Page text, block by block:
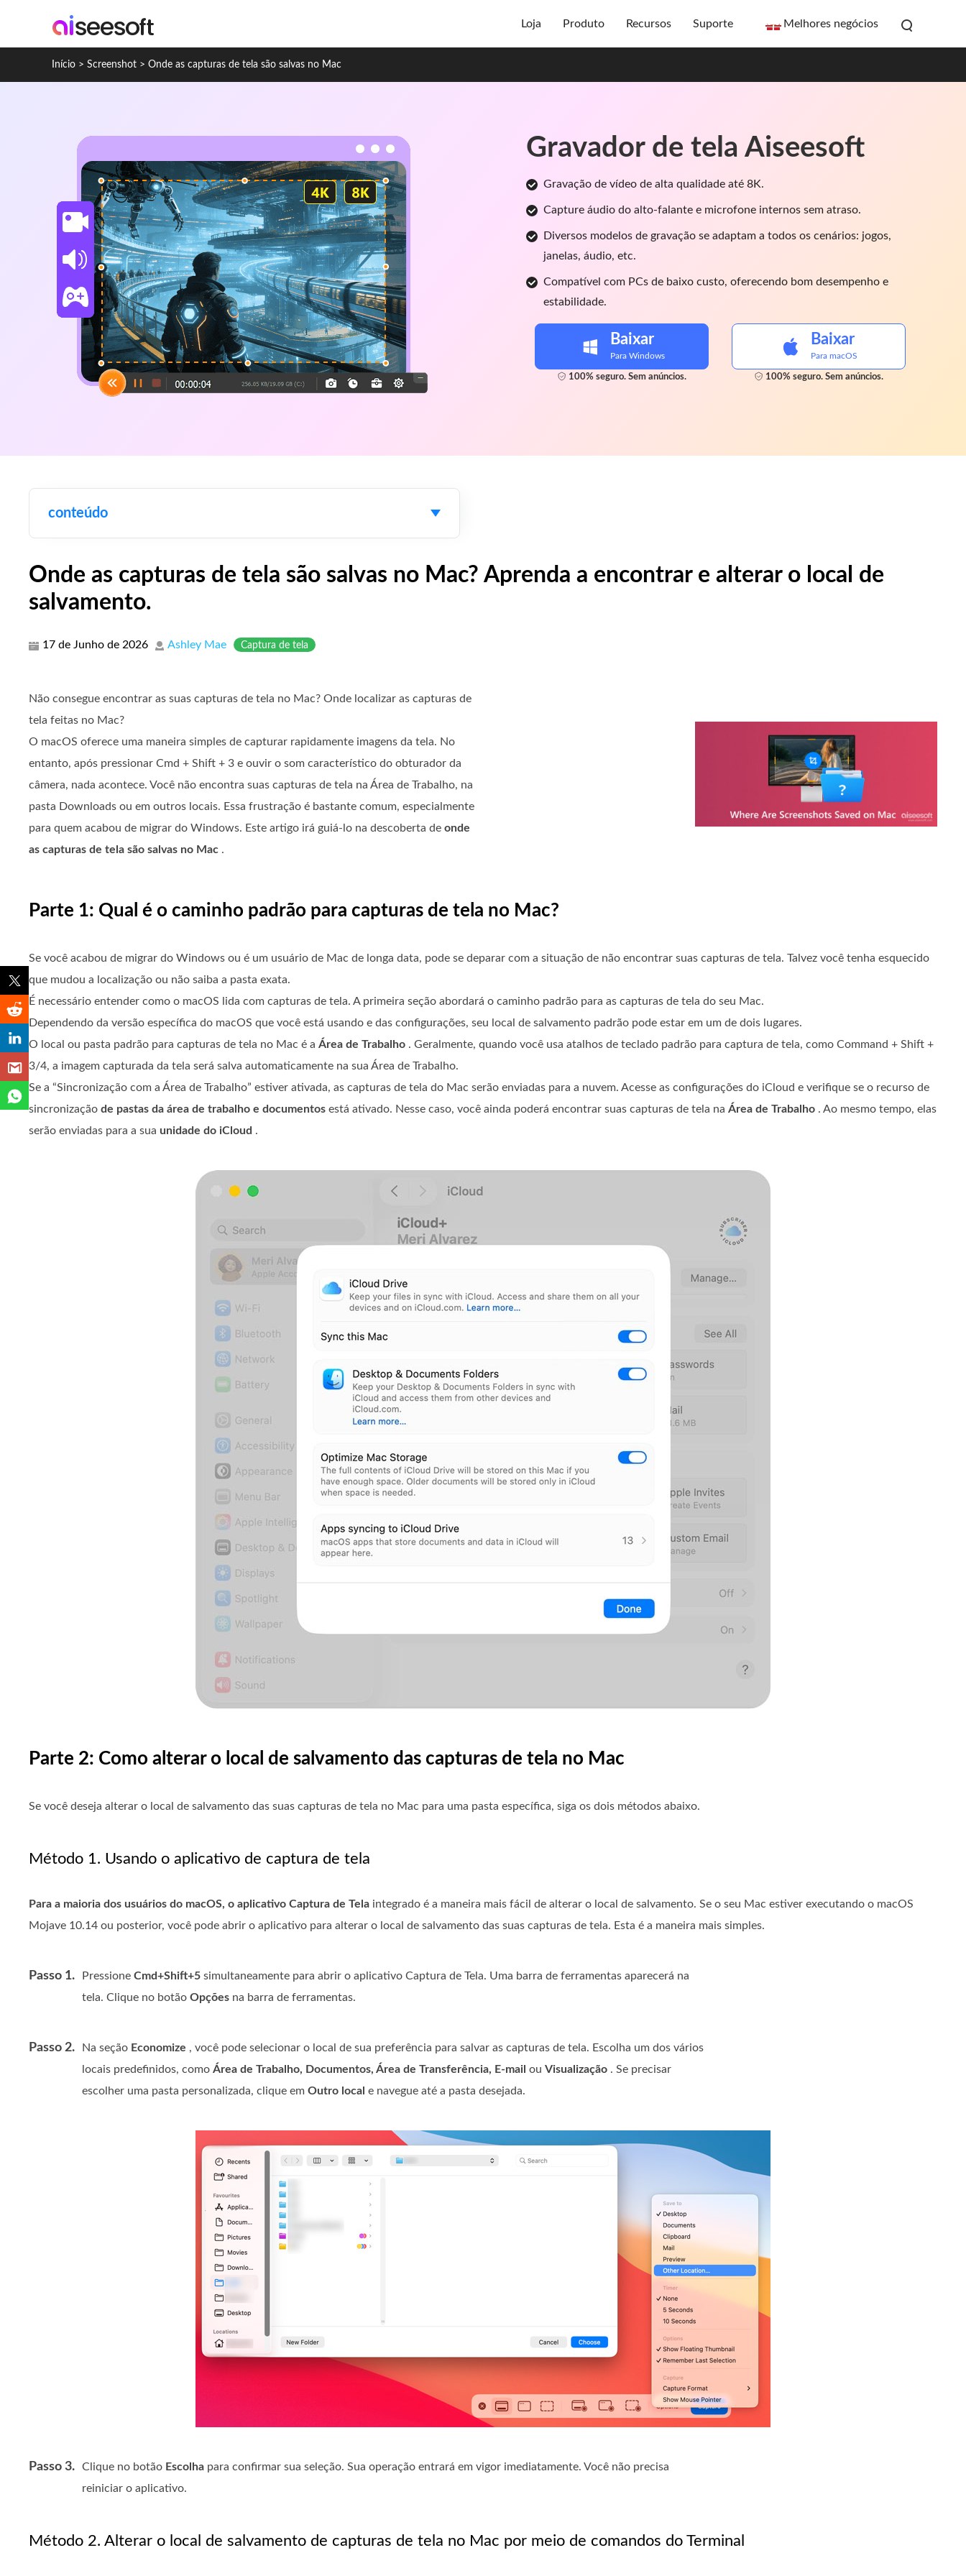
Loja Produto Recursos Suporte Melhores negócios
Início > Screenshot > Onde as capturas de tela são salvas no Mac
Gravador de tela Aiseesoft
Gravação de vídeo de alta qualidade até 8K.
Capture áudio do alto-falante e microfone internos sem atraso.
Diversos modelos de gravação se adaptam a todos os cenários: jogos,
janelas, áudio, etc.
Compatível com PCs de baixo custo, oferecendo bom desempenho e
estabilidade.
Baixar
Para Windows
100% seguro. Sem anúncios.
Baixar
Para macOS
100% seguro. Sem anúncios.
conteúdo
Onde as capturas de tela são salvas no Mac? Aprenda a encontrar e alterar o local de
salvamento.
17 de Junho de 2026 Ashley Mae Captura de tela
Não consegue encontrar as suas capturas de tela no Mac? Onde localizar as capturas de
tela feitas no Mac?
O macOS oferece uma maneira simples de capturar rapidamente imagens da tela. No
entanto, após pressionar Cmd + Shift + 3 e ouvir o som característico do obturador da
câmera, nada acontece. Você não encontra suas capturas de tela na Área de Trabalho, na
pasta Downloads ou em outros locais. Essa frustração é bastante comum, especialmente
para quem acabou de migrar do Windows. Este artigo irá guiá-lo na descoberta de onde
as capturas de tela são salvas no Mac .
Parte 1: Qual é o caminho padrão para capturas de tela no Mac?
Se você acabou de migrar do Windows ou é um usuário de Mac de longa data, pode se deparar com a situação de não encontrar suas capturas de tela. Talvez você tenha esquecido
que mudou a localização ou não saiba a pasta exata.
É necessário entender como o macOS lida com capturas de tela. A primeira seção abordará o caminho padrão para as capturas de tela do seu Mac.
Dependendo da versão específica do macOS que você está usando e das configurações, seu local de salvamento padrão pode estar em um de dois lugares.
O local ou pasta padrão para capturas de tela no Mac é a Área de Trabalho . Geralmente, quando você usa atalhos de teclado padrão para captura de tela, como Command + Shift +
3/4, a imagem capturada da tela será salva automaticamente na sua Área de Trabalho.
Se a “Sincronização com a Área de Trabalho” estiver ativada, as capturas de tela do Mac serão enviadas para a nuvem. Acesse as configurações do iCloud e verifique se o recurso de
sincronização de pastas da área de trabalho e documentos está ativado. Nesse caso, você ainda poderá encontrar suas capturas de tela na Área de Trabalho . Ao mesmo tempo, elas
serão enviadas para a sua unidade do iCloud .
Parte 2: Como alterar o local de salvamento das capturas de tela no Mac
Se você deseja alterar o local de salvamento das suas capturas de tela no Mac para uma pasta específica, siga os dois métodos abaixo.
Método 1. Usando o aplicativo de captura de tela
Para a maioria dos usuários do macOS, o aplicativo Captura de Tela integrado é a maneira mais fácil de alterar o local de salvamento. Se o seu Mac estiver executando o macOS
Mojave 10.14 ou posterior, você pode abrir o aplicativo para alterar o local de salvamento das suas capturas de tela. Esta é a maneira mais simples.
Passo 1. Pressione Cmd+Shift+5 simultaneamente para abrir o aplicativo Captura de Tela. Uma barra de ferramentas aparecerá na
tela. Clique no botão Opções na barra de ferramentas.
Passo 2. Na seção Economize , você pode selecionar o local de sua preferência para salvar as capturas de tela. Escolha um dos vários
locais predefinidos, como Área de Trabalho, Documentos, Área de Transferência, E-mail ou Visualização . Se precisar
escolher uma pasta personalizada, clique em Outro local e navegue até a pasta desejada.
Passo 3. Clique no botão Escolha para confirmar sua seleção. Sua operação entrará em vigor imediatamente. Você não precisa
reiniciar o aplicativo.
Método 2. Alterar o local de salvamento de capturas de tela no Mac por meio de comandos do Terminal